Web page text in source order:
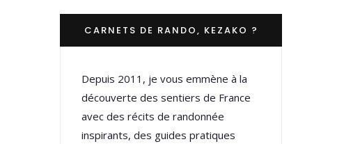
CARNETS DE RANDO, KEZAKO ?
Depuis 2011, je vous emmène à la
découverte des sentiers de France
avec des récits de randonnée
inspirants, des guides pratiques